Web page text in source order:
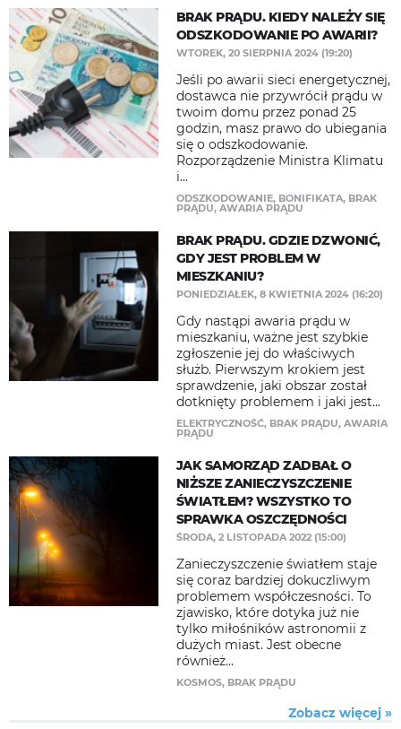
BRAK PRĄDU. KIEDY NALEŻY SIĘ
ODSZKODOWANIE PO AWARII?
WTOREK, 20 SIERPNIA 2024 (19:20)
Jeśli po awarii sieci energetycznej,
dostawca nie przywrócił prądu w
twoim domu przez ponad 25
godzin, masz prawo do ubiegania
się o odszkodowanie.
Rozporządzenie Ministra Klimatu
i...
ODSZKODOWANIE, BONIFIKATA, BRAK
PRĄDU, AWARIA PRĄDU
BRAK PRĄDU. GDZIE DZWONIĆ,
GDY JEST PROBLEM W
MIESZKANIU?
PONIEDZIAŁEK, 8 KWIETNIA 2024 (16:20)
Gdy nastąpi awaria prądu w
mieszkaniu, ważne jest szybkie
zgłoszenie jej do właściwych
służb. Pierwszym krokiem jest
sprawdzenie, jaki obszar został
dotknięty problemem i jaki jest...
ELEKTRYCZNOŚĆ, BRAK PRĄDU, AWARIA
PRĄDU
JAK SAMORZĄD ZADBAŁ O
NIŻSZE ZANIECZYSZCZENIE
ŚWIATŁEM? WSZYSTKO TO
SPRAWKA OSZCZĘDNOŚCI
ŚRODA, 2 LISTOPADA 2022 (15:00)
Zanieczyszczenie światłem staje
się coraz bardziej dokuczliwym
problemem współczesności. To
zjawisko, które dotyka już nie
tylko miłośników astronomii z
dużych miast. Jest obecne
również...
KOSMOS, BRAK PRĄDU
Zobacz więcej »